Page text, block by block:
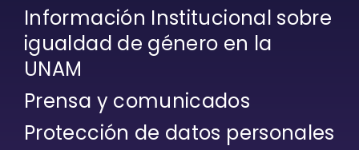
Información Institucional sobre
igualdad de género en la
UNAM
Prensa y comunicados
Protección de datos personales